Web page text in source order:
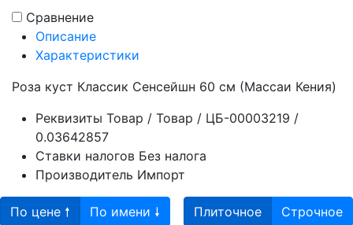
Сравнение
Описание
Характеристики
Роза куст Классик Сенсейшн 60 см (Массаи Кения)
Реквизиты Товар / Товар / ЦБ-00003219 /
0.03642857
Ставки налогов Без налога
Производитель Импорт
По цене 🠕 По имени 🠗 Плиточное Строчное